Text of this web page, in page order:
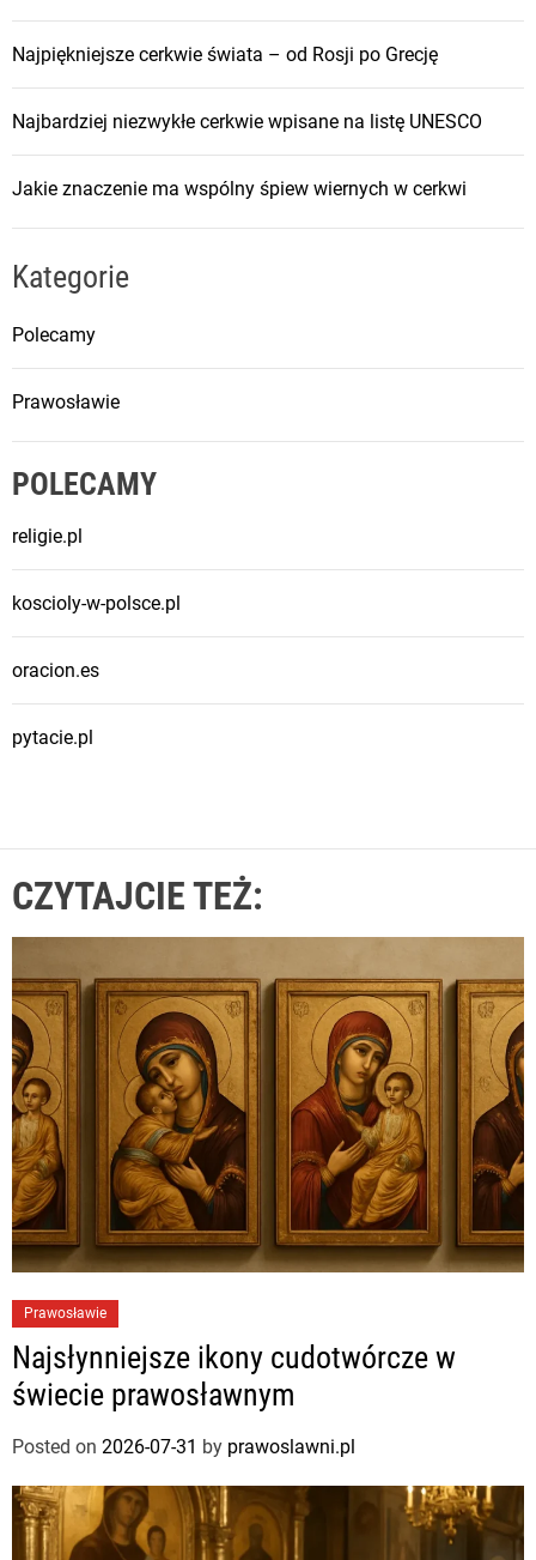
Najpiękniejsze cerkwie świata – od Rosji po Grecję
Najbardziej niezwykłe cerkwie wpisane na listę UNESCO
Jakie znaczenie ma wspólny śpiew wiernych w cerkwi
Kategorie
Polecamy
Prawosławie
POLECAMY
religie.pl
koscioly-w-polsce.pl
oracion.es
pytacie.pl
CZYTAJCIE TEŻ:
Prawosławie
Najsłynniejsze ikony cudotwórcze w
świecie prawosławnym
Posted on 2026-07-31 by prawoslawni.pl